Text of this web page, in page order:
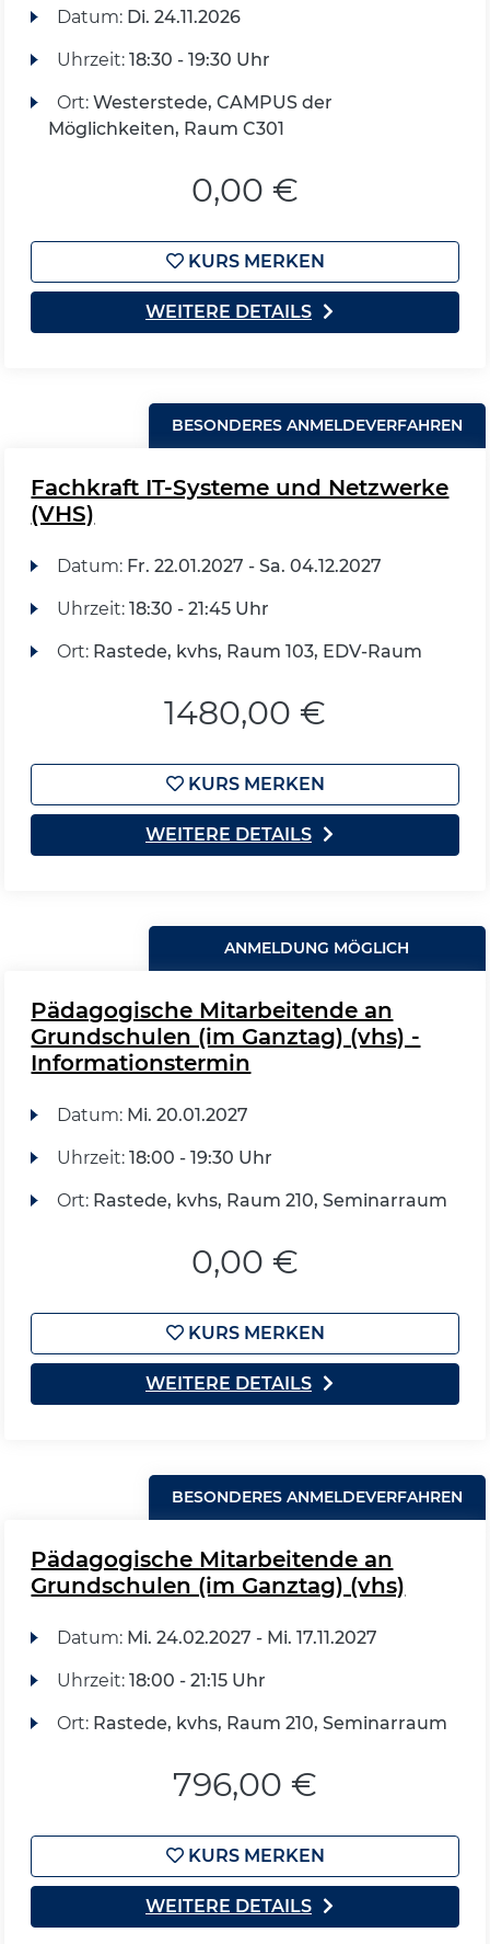
Datum: Di. 24.11.2026
Uhrzeit: 18:30 - 19:30 Uhr
Ort: Westerstede, CAMPUS der
Möglichkeiten, Raum C301
0,00 €
KURS MERKEN
WEITERE DETAILS
BESONDERES ANMELDEVERFAHREN
Fachkraft IT-Systeme und Netzwerke
(VHS)
Datum: Fr. 22.01.2027 - Sa. 04.12.2027
Uhrzeit: 18:30 - 21:45 Uhr
Ort: Rastede, kvhs, Raum 103, EDV-Raum
1480,00 €
KURS MERKEN
WEITERE DETAILS
ANMELDUNG MÖGLICH
Pädagogische Mitarbeitende an
Grundschulen (im Ganztag) (vhs) -
Informationstermin
Datum: Mi. 20.01.2027
Uhrzeit: 18:00 - 19:30 Uhr
Ort: Rastede, kvhs, Raum 210, Seminarraum
0,00 €
KURS MERKEN
WEITERE DETAILS
BESONDERES ANMELDEVERFAHREN
Pädagogische Mitarbeitende an
Grundschulen (im Ganztag) (vhs)
Datum: Mi. 24.02.2027 - Mi. 17.11.2027
Uhrzeit: 18:00 - 21:15 Uhr
Ort: Rastede, kvhs, Raum 210, Seminarraum
796,00 €
KURS MERKEN
WEITERE DETAILS